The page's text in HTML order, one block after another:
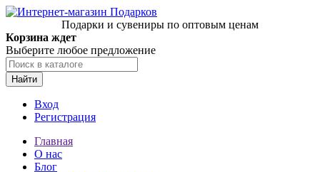
Подарки и сувениры по оптовым ценам
Корзина ждет
Выберите любое предложение
Найти
Вход
Регистрация
Главная
О нас
Блог